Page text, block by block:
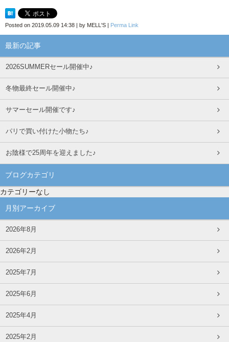
Posted on 2019.05.09 14:38 | by MELL'S | Perma Link
最新の記事
2026SUMMERセール開催中♪
冬物最終セール開催中♪
サマーセール開催です♪
パリで買い付けた小物たち♪
お陰様で25周年を迎えました♪
ブログカテゴリ
カテゴリーなし
月別アーカイブ
2026年8月
2026年2月
2025年7月
2025年6月
2025年4月
2025年2月